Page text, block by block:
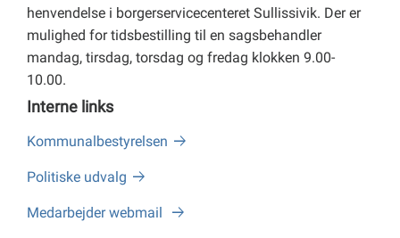
henvendelse i borgerservicecenteret Sullissivik. Der er
mulighed for tidsbestilling til en sagsbehandler
mandag, tirsdag, torsdag og fredag klokken 9.00-
10.00.
Interne links
Kommunalbestyrelsen
Politiske udvalg
Medarbejder webmail